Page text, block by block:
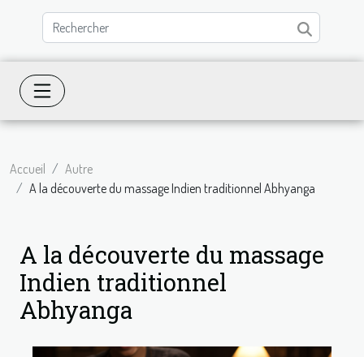
Accueil
Autre
A la découverte du massage Indien traditionnel Abhyanga
A la découverte du massage
Indien traditionnel
Abhyanga